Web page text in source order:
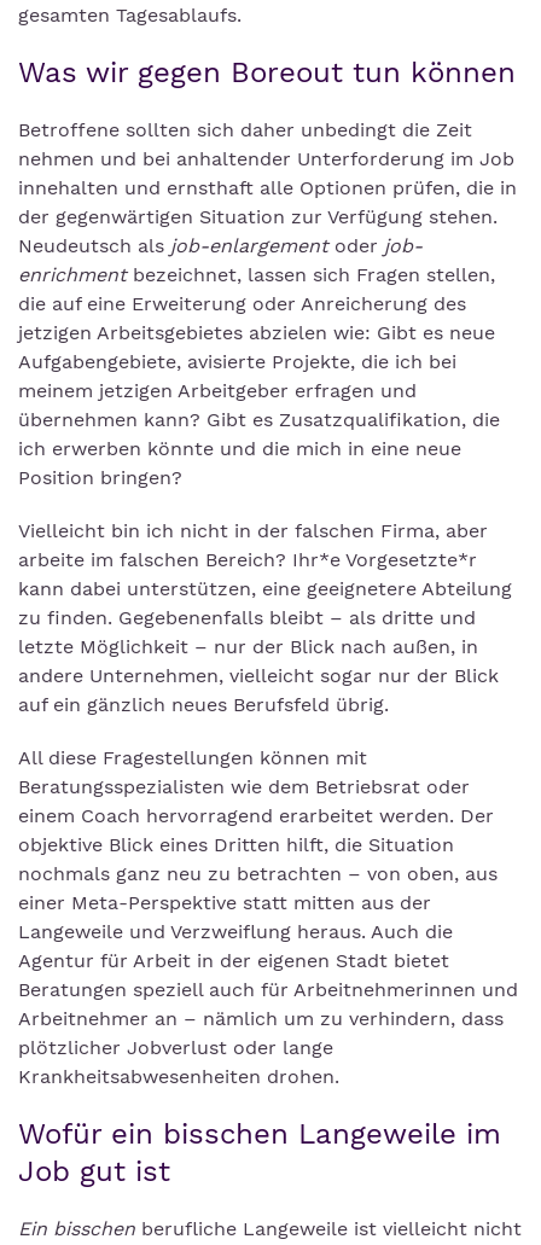
gesamten Tagesablaufs.
Was wir gegen Boreout tun können
Betroffene sollten sich daher unbedingt die Zeit
nehmen und bei anhaltender Unterforderung im Job
innehalten und ernsthaft alle Optionen prüfen, die in
der gegenwärtigen Situation zur Verfügung stehen.
Neudeutsch als job-enlargementoder job-
enrichment bezeichnet, lassen sich Fragen stellen,
die auf eine Erweiterung oder Anreicherung des
jetzigen Arbeitsgebietes abzielen wie: Gibt es neue
Aufgabengebiete, avisierte Projekte, die ich bei
meinem jetzigen Arbeitgeber erfragen und
übernehmen kann? Gibt es Zusatzqualifikation, die
ich erwerben könnte und die mich in eine neue
Position bringen?
Vielleicht bin ich nicht in der falschen Firma, aber
arbeite im falschen Bereich? Ihr*e Vorgesetzte*r
kann dabei unterstützen, eine geeignetere Abteilung
zu finden. Gegebenenfalls bleibt – als dritte und
letzte Möglichkeit – nur der Blick nach außen, in
andere Unternehmen, vielleicht sogar nur der Blick
auf ein gänzlich neues Berufsfeld übrig.
All diese Fragestellungen können mit
Beratungsspezialisten wie dem Betriebsrat oder
einem Coach hervorragend erarbeitet werden. Der
objektive Blick eines Dritten hilft, die Situation
nochmals ganz neu zu betrachten – von oben, aus
einer Meta-Perspektive statt mitten aus der
Langeweile und Verzweiflung heraus. Auch die
Agentur für Arbeit in der eigenen Stadt bietet
Beratungen speziell auch für Arbeitnehmerinnen und
Arbeitnehmer an – nämlich um zu verhindern, dass
plötzlicher Jobverlust oder lange
Krankheitsabwesenheiten drohen.
Wofür ein bisschen Langeweile im
Job gut ist
Ein bisschen berufliche Langeweile ist vielleicht nicht